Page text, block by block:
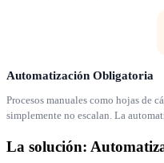
Automatización Obligatoria
Procesos manuales como hojas de
simplemente no escalan. La
La solución: